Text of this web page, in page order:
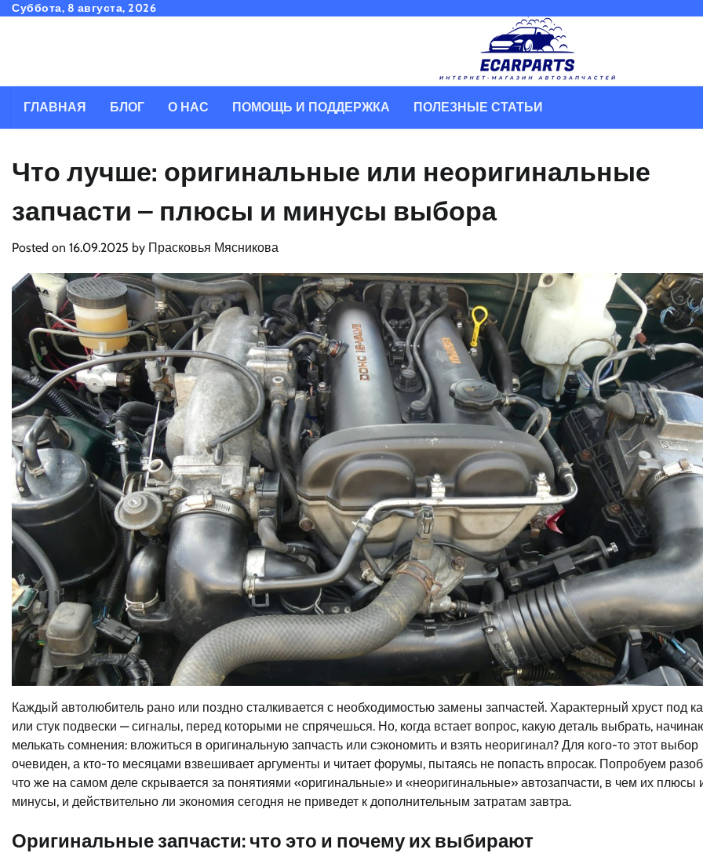
SkipСуббота, 8 августа, 2026
ГЛАВНАЯ БЛОГ О НАС ПОМОЩЬ И ПОДДЕРЖКА ПОЛЕЗНЫЕ СТАТЬИ
Что лучше: оригинальные или неоригинальные
запчасти – плюсы и минусы выбора
Posted on 16.09.2025 by Прасковья Мясникова
Каждый автолюбитель рано или поздно сталкивается с необходимостью замены запчастей. Характерный хруст под
или стук подвески — сигналы, перед которыми не спрячешься. Но, когда встает вопрос, какую деталь выбрать,
мелькать сомнения: вложиться в оригинальную запчасть или сэкономить и взять неоригинал? Для кого-то этот выбор
очевиден, а кто-то месяцами взвешивает аргументы и читает форумы, пытаясь не попасть впросак. Попробуем
что же на самом деле скрывается за понятиями «оригинальные» и «неоригинальные» автозапчасти, в чем их плюсы
минусы, и действительно ли экономия сегодня не приведет к дополнительным затратам завтра.
Оригинальные запчасти: что это и почему их выбирают